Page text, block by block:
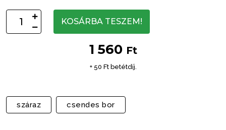
KOSÁRBA TESZEM!
1 560 Ft
+ 50 Ft betétdíj.
száraz csendes bor